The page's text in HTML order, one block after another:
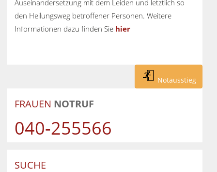
Auseinandersetzung mit dem Leiden und letztlich so
den Heilungsweg betroffener Personen. Weitere
Informationen dazu finden Sie hier
Notausstieg
FRAUEN NOTRUF
040-255566
SUCHE